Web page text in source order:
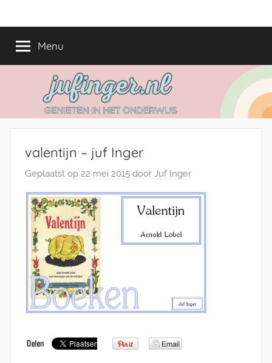
naarjufinger.nl
het
onderwijs
Menu
valentijn – juf Inger
Geplaatst op 22 mei 2015 door Juf Inger